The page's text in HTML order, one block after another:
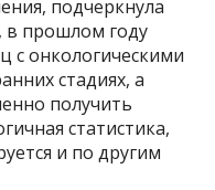
подчеркнула
в прошлом году
с онкологическими
стадиях, а
получить
статистика,
и по другим